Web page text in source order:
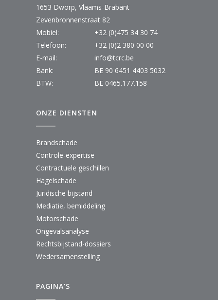
1653 Dworp, Vlaams-Brabant
Zevenbronnenstraat 82
Mobiel:
+32 (0)475 34 30 74
Telefoon:
+32 (0)2 380 00 00
E-mail:
info@tcrc.be
Bank:
BE 90 6451 4403 5032
BTW:
BE 0465.177.158
ONZE DIENSTEN
Brandschade
Controle-expertise
Contractuele geschillen
Hagelschade
Juridische bijstand
Mediatie, bemiddeling
Motorschade
Ongevalsanalyse
Rechtsbijstand-dossiers
Wedersamenstelling
PAGINA’S